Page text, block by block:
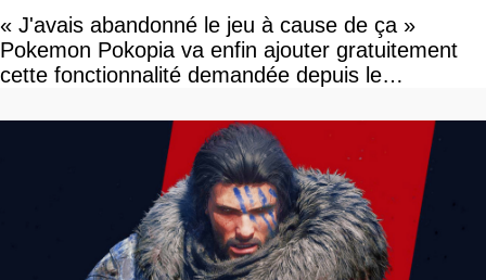
« J'avais abandonné le jeu à cause de ça »
Pokemon Pokopia va enfin ajouter gratuitement
cette fonctionnalité demandée depuis le